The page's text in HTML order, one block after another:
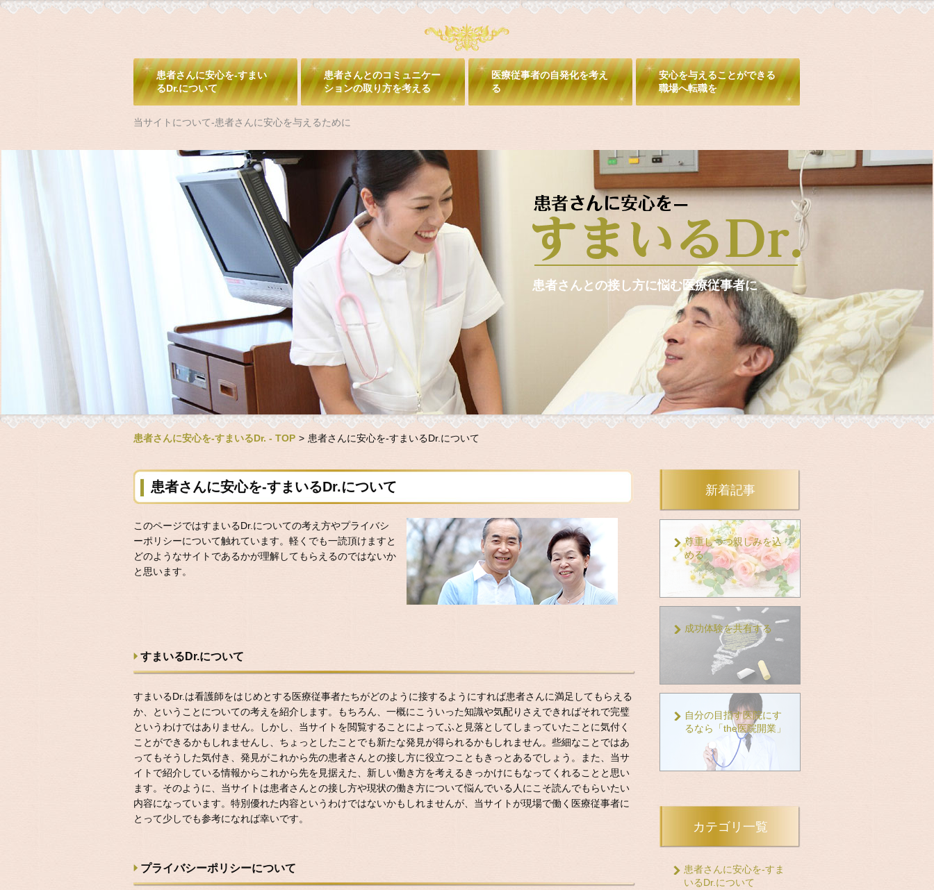
患者さんに安心を-すまい
るDr.について
患者さんとのコミュニケー
ションの取り方を考える
医療従事者の自発化を考え
る
安心を与えることができる
職場へ転職を
当サイトについて-患者さんに安心を与えるために
患者さんとの接し方に悩む医療従事者に
患者さんに安心を-すまいるDr. - TOP > 患者さんに安心を-すまいるDr.について
新着記事
尊重しつつ親しみを込
める
成功体験を共有する
自分の目指す医院にす
るなら「the医院開業」
カテゴリ一覧
患者さんに安心を-すま
いるDr.について
患者さんに安心を-すまいるDr.について
このページではすまいるDr.についての考え方やプライバシ
ーポリシーについて触れています。軽くでも一読頂けますと
どのようなサイトであるかが理解してもらえるのではないか
と思います。
すまいるDr.について
すまいるDr.は看護師をはじめとする医療従事者たちがどのように接するようにすれば患者さんに満足してもらえる
か、ということについての考えを紹介します。もちろん、一概にこういった知識や気配りさえできればそれで完璧
というわけではありません。しかし、当サイトを閲覧することによってふと見落としてしまっていたことに気付く
ことができるかもしれませんし、ちょっとしたことでも新たな発見が得られるかもしれません。些細なことではあ
ってもそうした気付き、発見がこれから先の患者さんとの接し方に役立つこともきっとあるでしょう。また、当サ
イトで紹介している情報からこれから先を見据えた、新しい働き方を考えるきっかけにもなってくれることと思い
ます。そのように、当サイトは患者さんとの接し方や現状の働き方について悩んでいる人にこそ読んでもらいたい
内容になっています。特別優れた内容というわけではないかもしれませんが、当サイトが現場で働く医療従事者に
とって少しでも参考になれば幸いです。
プライバシーポリシーについて